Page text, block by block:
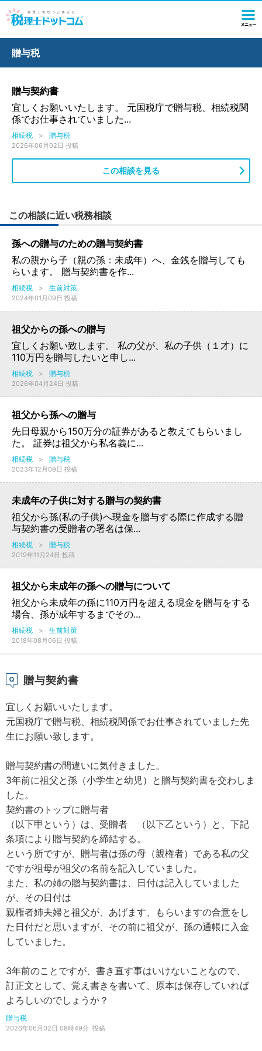
贈与税
贈与契約書
宜しくお願いいたします。 元国税庁で贈与税、相続税関
係でお仕事されていました...
相続税 > 贈与税
2026年06月02日 投稿
この相談を見る
この相談に近い税務相談
孫への贈与のための贈与契約書
私の親から子（親の孫：未成年）へ、金銭を贈与しても
らいます。 贈与契約書を作...
相続税 > 生前対策
2024年01月09日 投稿
祖父からの孫への贈与
宜しくお願い致します。 私の父が、私の子供（１才）に
110万円を贈与したいと申し...
相続税 > 贈与税
2026年04月24日 投稿
祖父から孫への贈与
先日母親から150万分の証券があると教えてもらいまし
た。 証券は祖父から私名義に...
相続税 > 贈与税
2023年12月09日 投稿
未成年の子供に対する贈与の契約書
祖父から孫(私の子供)へ現金を贈与する際に作成する贈
与契約書の受贈者の署名は保...
相続税 > 贈与税
2019年11月24日 投稿
祖父から未成年の孫への贈与について
祖父から未成年の孫に110万円を超える現金を贈与をする
場合、孫が成年するまでその...
相続税 > 生前対策
2018年08月06日 投稿
贈与契約書
宜しくお願いいたします。
元国税庁で贈与税、相続税関係でお仕事されていました先
生にお願い致します。
贈与契約書の間違いに気付きました。
3年前に祖父と孫（小学生と幼児）と贈与契約書を交わしま
した。
契約書のトップに贈与者
（以下甲という）は、受贈者 （以下乙という）と、下記
条項により贈与契約を締結する。
という所ですが、贈与者は孫の母（親権者）である私の父
ですが祖母が祖父の名前を記入していました。
また、私の姉の贈与契約書は、日付は記入していました
が、その日付は
親権者姉夫婦と祖父が、あげます、もらいますの合意をし
た日付だと思いますが、その前に祖父が、孫の通帳に入金
していました。
3年前のことですが、書き直す事はいけないことなので、
訂正文として、覚え書きを書いて、原本は保存していれば
よろしいのでしょうか？
贈与税
2026年06月02日 08時49分 投稿